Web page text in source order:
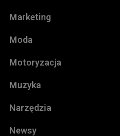
Marketing
Moda
Motoryzacja
Muzyka
Narzędzia
Newsy